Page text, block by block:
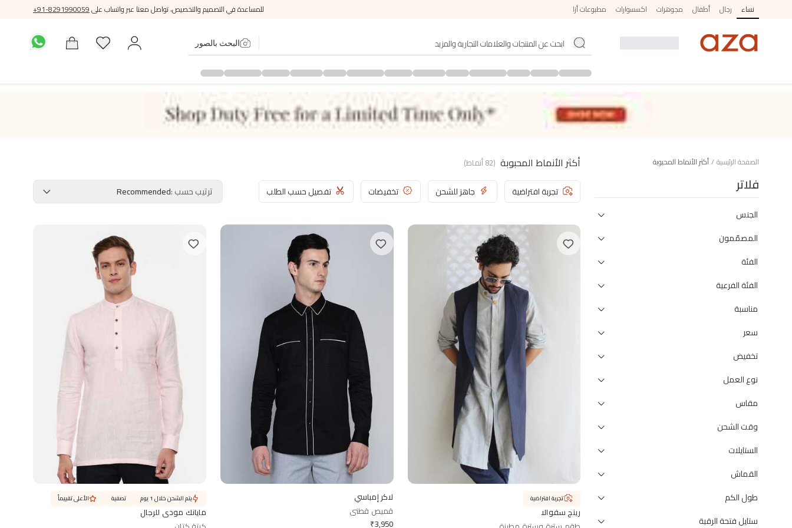
نساء رجال أطفال مجوهرات اكسسوارات مطبوعات أزا للمساعدة في التصميم والتخصيص، تواصل معنا عبر واتساب على+91-8291990059
البحث بالصور
الصفحة الرئيسية/أكثر الأنماط المحبوبة
فلاتر
الجنس
المصمّمون
الفئة
الفئة الفرعية
مناسبة
سعر
تخفيض
نوع العمل
مقاس
وقت الشحن
الستايلات
القماش
طول الكم
ستايل فتحة الرقبة
أكثر الأنماط المحبوبة (
82أنماط)
تجربة افتراضية جاهز للشحن تخفيضات تفصيل حسب الطلب ترتيب حسب:
Recommended
رينج سفوالا
تجربة افتراضية
لاكر إمباسي
قميص قطني
₹3,950
مايانك مودي للرجال
يتم الشحن خلال 1 يوم تصفية الأعلى تقييماً